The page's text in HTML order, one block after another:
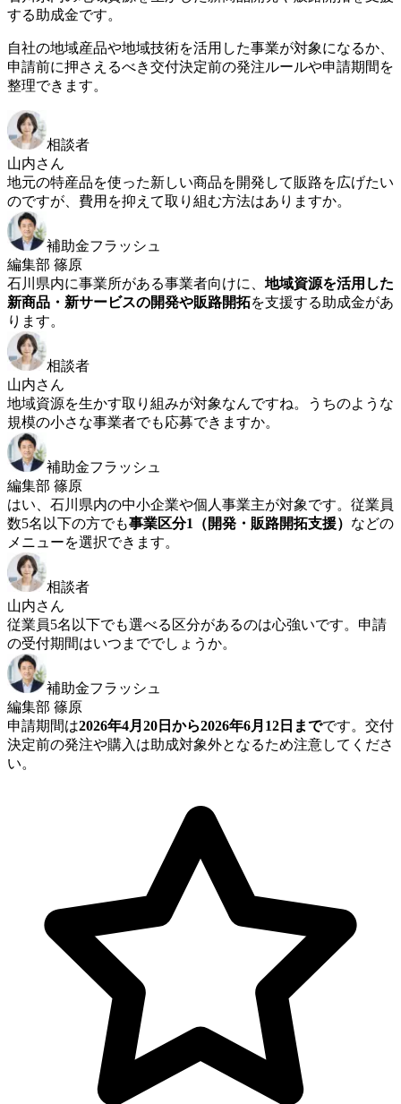
する助成金です。
自社の地域産品や地域技術を活用した事業が対象になるか、
申請前に押さえるべき交付決定前の発注ルールや申請期間を
整理できます。
相談者
山内さん
地元の特産品を使った新しい商品を開発して販路を広げたい
のですが、費用を抑えて取り組む方法はありますか。
補助金フラッシュ
編集部 篠原
石川県内に事業所がある事業者向けに、 地域資源を活用した
新商品・新サービスの開発や販路開拓を支援する助成金があ
ります。
相談者
山内さん
地域資源を生かす取り組みが対象なんですね。うちのような
規模の小さな事業者でも応募できますか。
補助金フラッシュ
編集部 篠原
はい、石川県内の中小企業や個人事業主が対象です。従業員
数5名以下の方でも事業区分1（開発・販路開拓支援） などの
メニューを選択できます。
相談者
山内さん
従業員5名以下でも選べる区分があるのは心強いです。申請
の受付期間はいつまででしょうか。
補助金フラッシュ
編集部 篠原
申請期間は2026年4月20日から2026年6月12日までです。交付
決定前の発注や購入は助成対象外となるため注意してくださ
い。